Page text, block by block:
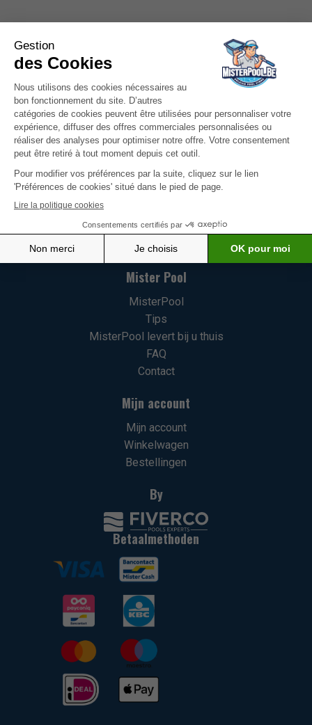
MisterPool is trots om u een ruim assortiment producten
voor uw zwembad aan te bieden. Wij hebben ons gamma
met bijzondere zorg samengesteld, met een sterke focus
op innovatie, kwaliteit en klanttevredenheid.
Mister Pool
MisterPool
Tips
MisterPool levert bij u thuis
FAQ
Contact
Mijn account
Mijn account
Winkelwagen
Bestellingen
By
Betaalmethoden